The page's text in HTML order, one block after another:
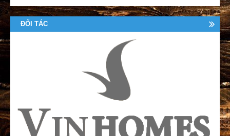
ĐỐI TÁC